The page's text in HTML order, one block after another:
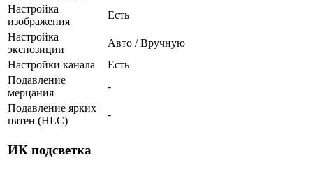
Настройка
изображения
Есть
Настройка
экспозиции
Авто / Вручную
Настройки канала
Есть
Подавление
мерцания
-
Подавление ярких
пятен (HLC)
-
ИК подсветка